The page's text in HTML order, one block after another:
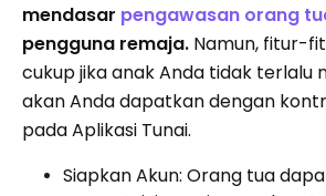
mendasar pengawasan orang
pengguna remaja. Namun, fitur-
cukup jika anak Anda tidak terlalu
akan Anda dapatkan dengan
pada Aplikasi Tunai.
Siapkan Akun: Orang tua